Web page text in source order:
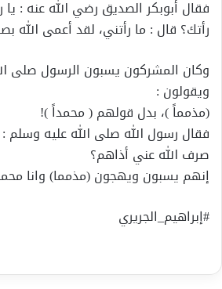
فقال أبوبكر الصديق رضي الله عنه : يا
رأتك؟ قال : ما رأتني، لقد أعمى الله
وكان المشركون يسبون الرسول صلى
ويقولون :
(مذمماً )، بدل قولهم ( محمداً )!
فقال رسول الله صلى الله عليه وسلم
صرف الله عني أذاهم؟
إنهم يسبون ويهجون (مذمما) وانا
#إبراهيم_الجريري